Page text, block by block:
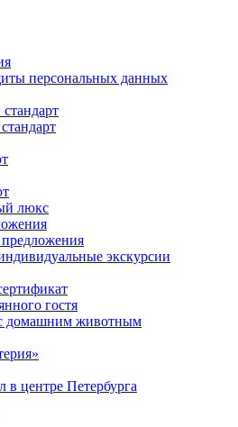
персональных данных
люкс
экскурсии
гостя
домашним животным
в центре Петербурга